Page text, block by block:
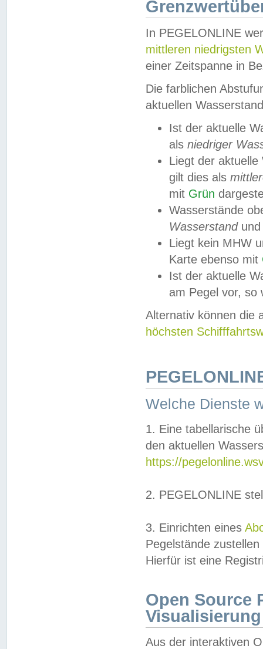
In PEGELONLINE
mittleren niedrigsten
einer Zeitspanne in
Die farblichen
aktuellen
Ist der aktuelle
als niedriger
Liegt der
gilt dies als
mit Grün
Wasserstände
Wasserstandund
Liegt kein MHW
Karte ebenso mit
Ist der aktuelle
am Pegel vor,
Alternativ können die
höchsten
Welche Dienste
1. Eine tabellarische
den aktuellen
https://
2. PEGELONLINE
3. Einrichten eines
Pegelstände
Hierfür ist eine
Open Source
Visualisierung
Aus der interaktiven